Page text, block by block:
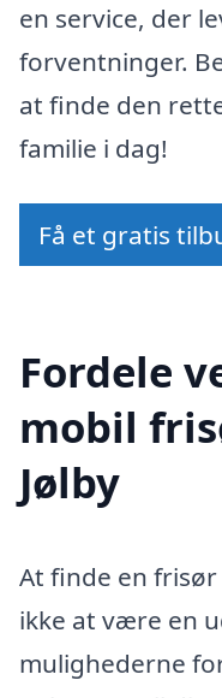
en service, der
forventninger.
at finde den
familie i dag!
Få et gratis
Fordele
mobil
Jølby
At finde en
ikke at være en
mulighederne